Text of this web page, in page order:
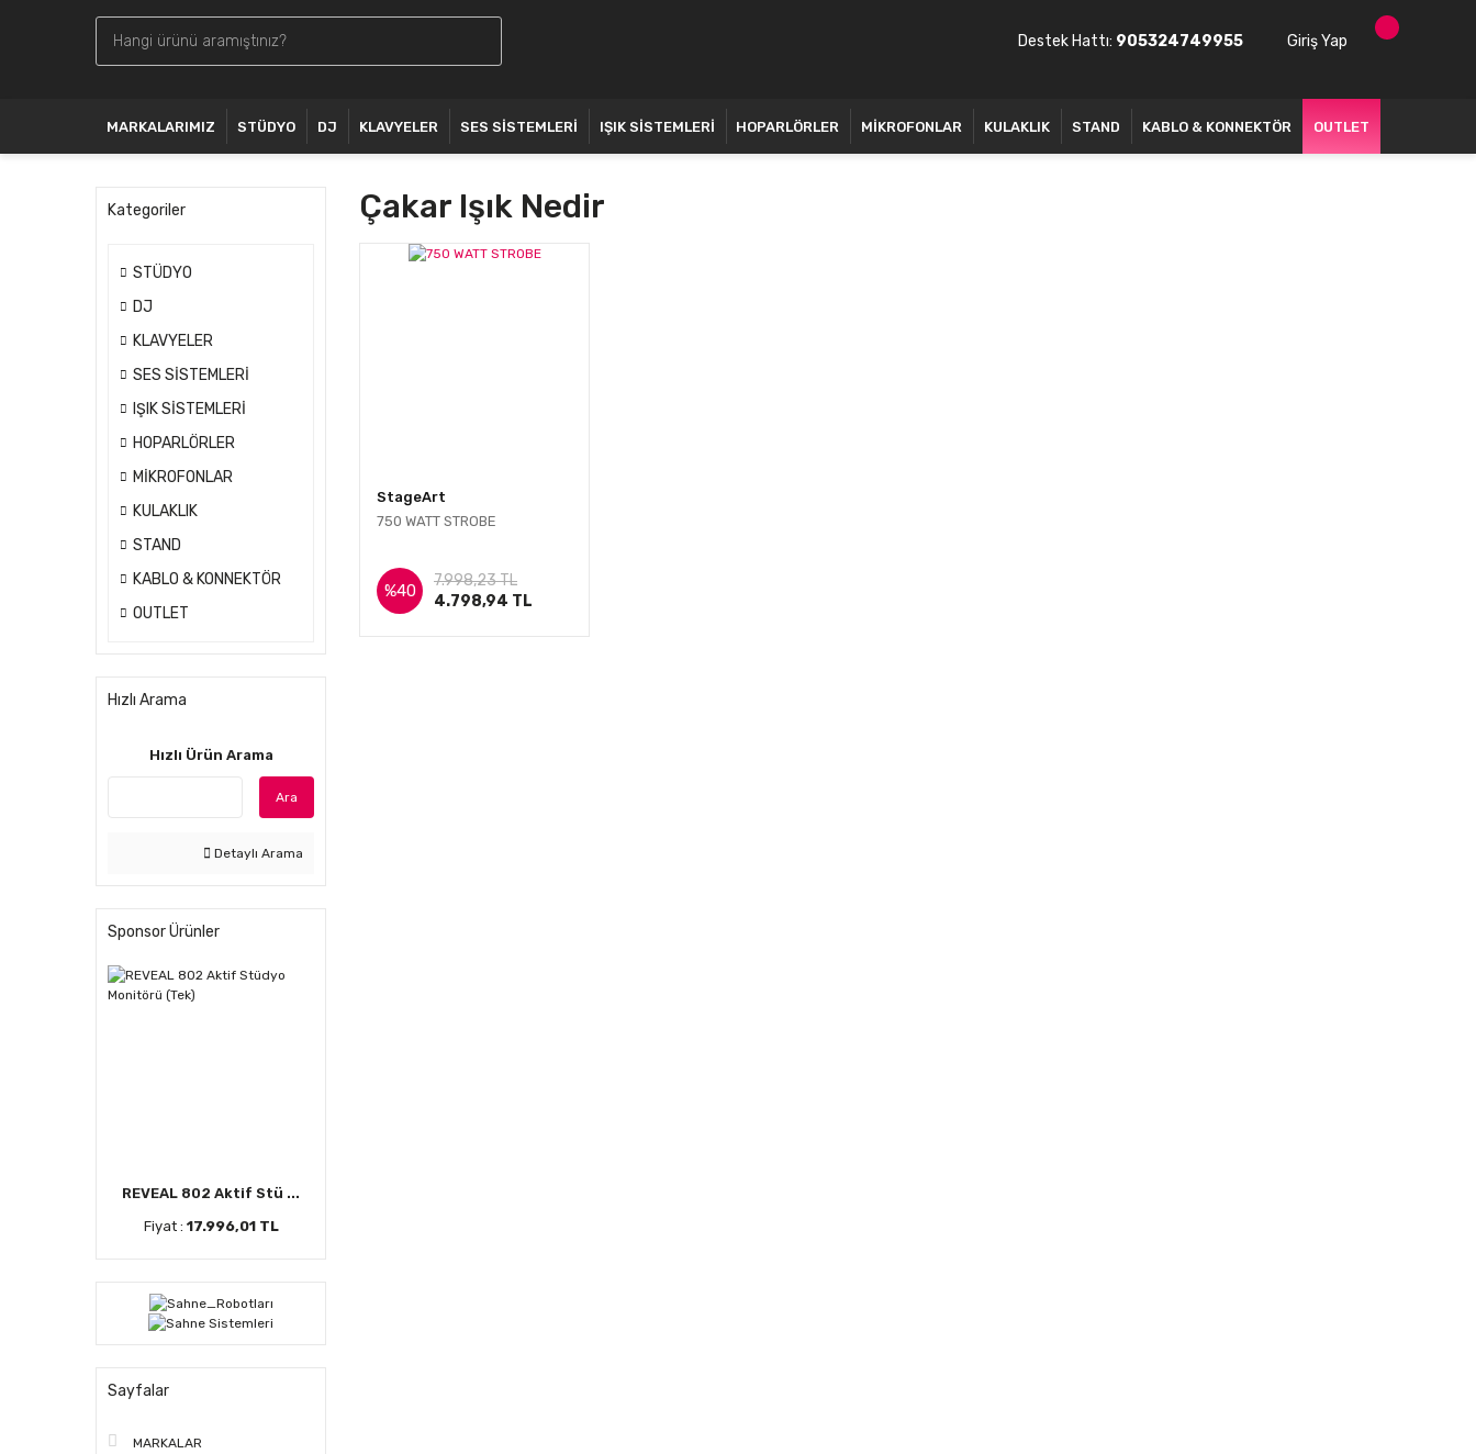
Destek Hattı: 905324749955 Giriş Yap
MARKALARIMIZ STÜDYO DJ KLAVYELER SES SİSTEMLERİ IŞIK SİSTEMLERİ HOPARLÖRLER MİKROFONLAR KULAKLIK STAND KABLO & KONNEKTÖR OUTLET
Kategoriler
STÜDYO
DJ
KLAVYELER
SES SİSTEMLERİ
IŞIK SİSTEMLERİ
HOPARLÖRLER
MİKROFONLAR
KULAKLIK
STAND
KABLO & KONNEKTÖR
OUTLET
Hızlı Arama
Hızlı Ürün Arama
Ara
Detaylı Arama
Sponsor Ürünler
REVEAL 802 Aktif Stü ...
Fiyat : 17.996,01 TL
Sayfalar
MARKALAR
Çakar Işık Nedir
StageArt
750 WATT STROBE
%40
7.998,23 TL
4.798,94 TL